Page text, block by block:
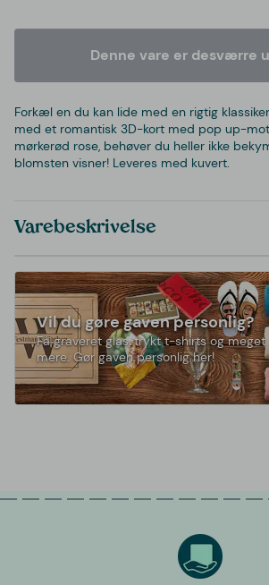
Denne vare er desværre
Forkæl en du kan lide med en rigtig
med et romantisk 3D-kort med pop up-
mørkerød rose, behøver du heller ikke
blomsten visner! Leveres med kuvert.
Varebeskrivelse
Vil du gøre gaven personlig?
Få graveret glas, trykt t-shirts og meget
mere. Gør gaven personlig her!